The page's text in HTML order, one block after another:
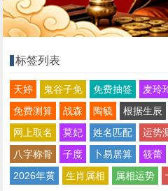
标签列表
天婷 鬼谷子免 免费抽签 麦玲
免费测算
战森 陶毓 根据生辰
网上取名
莫妃 姓名匹配 运势
八字称骨
子度 卜易居算 筱蕾
2026年黄
生肖属相 属相运势